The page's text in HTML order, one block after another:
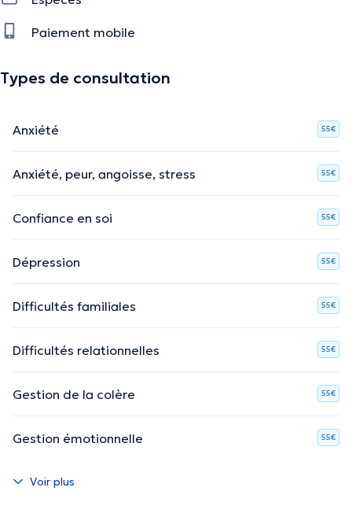
Paiement mobile
Types de consultation
Anxiété 55€
Anxiété, peur, angoisse, stress 55€
Confiance en soi 55€
Dépression 55€
Difficultés familiales 55€
Difficultés relationnelles 55€
Gestion de la colère 55€
Gestion émotionnelle 55€
Voir plus